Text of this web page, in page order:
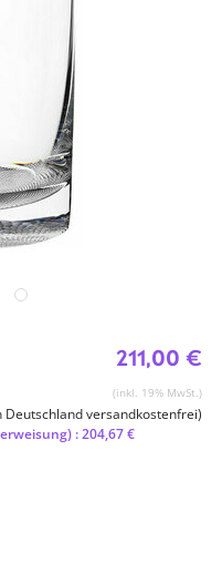
211,00 €
(inkl. 19% MwSt.)
versandkostenfrei)
: 204,67 €